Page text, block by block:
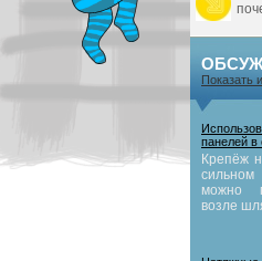
Показать
панелей в
Крепёж
сильном
можно
возле